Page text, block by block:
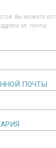
Вы можете
эл. почты
ПОЧТЫ